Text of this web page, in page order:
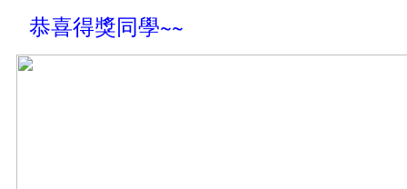
恭喜得獎同學~~